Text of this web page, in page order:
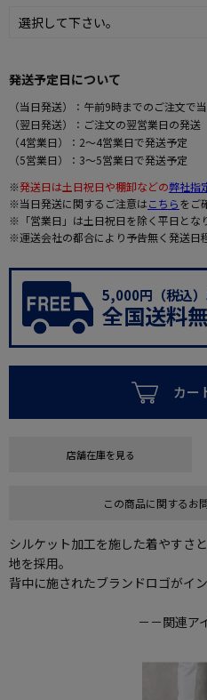
発送予定日について
（当日発送）：午前9時までのご注文で
（翌日発送）：ご注文の翌営業日の発送
（4営業日）：2～4営業日で発送予定
（5営業日）：3～5営業日で発送予定
※発送日は土日祝日や棚卸などの弊社指
※当日発送に関するご注意はこちらをご
※「営業日」は土日祝日を除く平日とな
※運送会社の都合により予告無く発送日
5,000円（税込
全国送料
カー
店舗在庫を見る
この商品に関するお
シルケット加工を施した着やすさ
地を採用。
背中に施されたブランドロゴがイン
－－関連ア